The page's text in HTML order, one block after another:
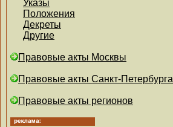
Указы
Положения
Декреты
Другие
Правовые акты Москвы
Правовые акты Санкт-Петербурга
Правовые акты регионов